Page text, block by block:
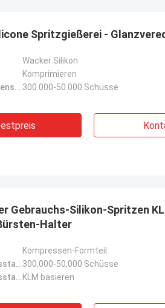
Sie ausgezeichnete Arbeit,
Welson, i-undesratnd, das es so
Spritzgießerei -
Wacker Silikon
Komprimieren
Werkzeuglebensdauer: 300.000-50.000 Schüsse
Gebrauchs-Silikon-Spritzen
Halter
Kompressen-Formteil
Werkzeugausstattungsleben:300,000-50,000 Schüsse
Werkzeugausstattungsbasis: KLM basieren